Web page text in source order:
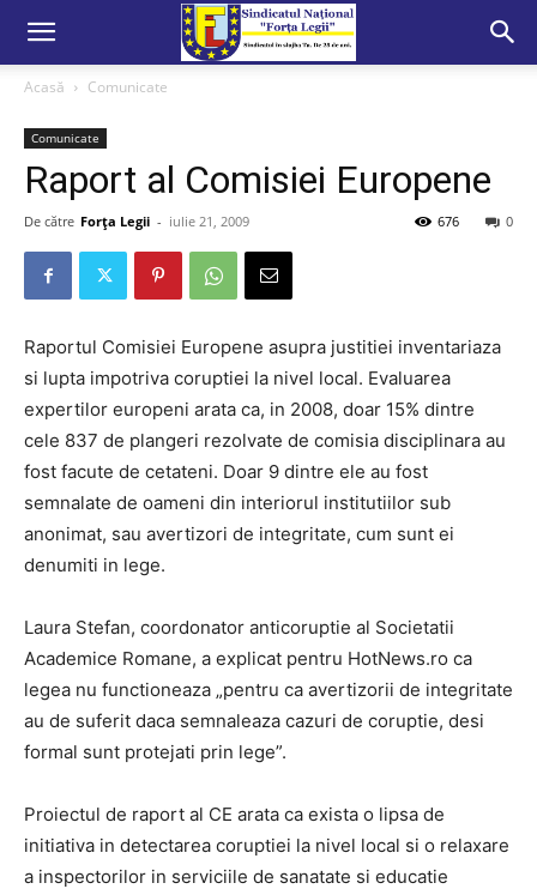
Acasă Comunicate
Comunicate
Raport al Comisiei Europene
De către Forța Legii - iulie 21, 2009 0
676
Raportul Comisiei Europene asupra justitiei inventariaza
si lupta impotriva coruptiei la nivel local. Evaluarea
expertilor europeni arata ca, in 2008, doar 15% dintre
cele 837 de plangeri rezolvate de comisia disciplinara au
fost facute de cetateni. Doar 9 dintre ele au fost
semnalate de oameni din interiorul institutiilor sub
anonimat, sau avertizori de integritate, cum sunt ei
denumiti in lege.
Laura Stefan, coordonator anticoruptie al Societatii
Academice Romane, a explicat pentru HotNews.ro ca
legea nu functioneaza „pentru ca avertizorii de integritate
au de suferit daca semnaleaza cazuri de coruptie, desi
formal sunt protejati prin lege”.
Proiectul de raport al CE arata ca exista o lipsa de
initiativa in detectarea coruptiei la nivel local si o relaxare
a inspectorilor in serviciile de sanatate si educatie